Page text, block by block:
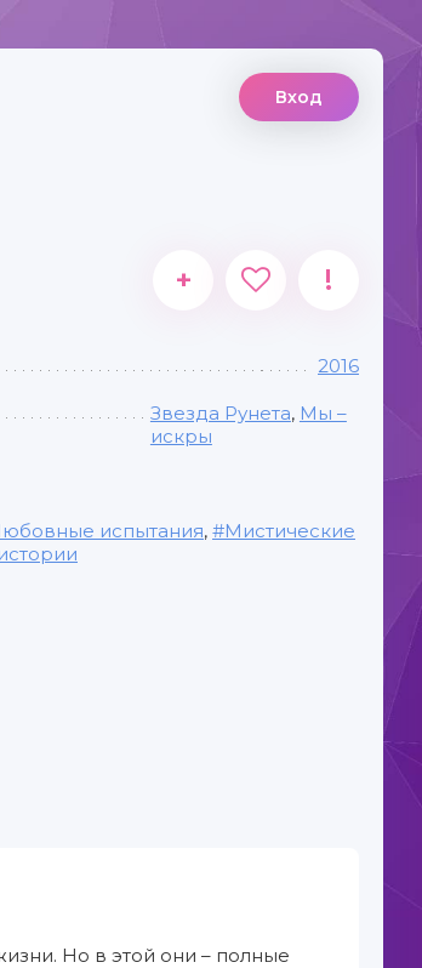
Вход
+ !
2016
Звезда Рунета, Мы –
искры
испытания,
Мистические
Но в этой они – полные